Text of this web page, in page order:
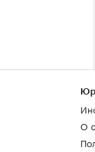
О